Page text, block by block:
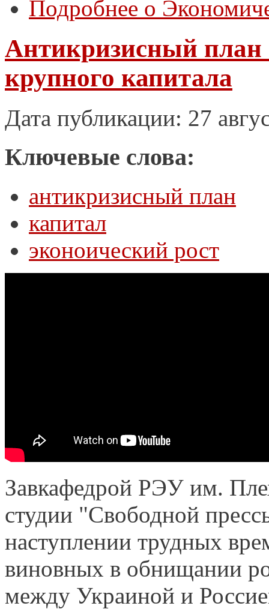
Подробнее о
Антикризисный план
крупного капитала
Дата публикации: 27
Ключевые слова:
антикризисный план
капитал
эконоический рост
Завкафедрой РЭУ им.
студии "Свободной
наступлении трудных
виновных в обнищании
между Украиной и